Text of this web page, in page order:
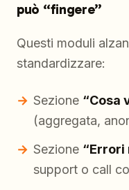
può “fingere”
Questi moduli
standardizzare:
Sezione “Cosa
(aggregata,
Sezione
support o call